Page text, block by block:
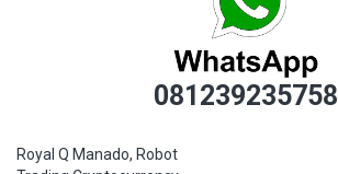
081239235758
Royal Q Manado, Robot